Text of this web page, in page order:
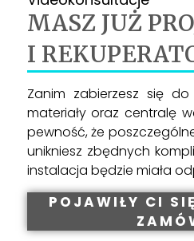
MASZ JUŻ
I
Zanim zabierzesz się
materiały oraz centralę
pewność, że
unikniesz zbędnych
instalacja będzie miała
POJAWIŁY CI